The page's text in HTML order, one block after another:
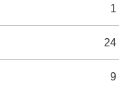
1
24
9